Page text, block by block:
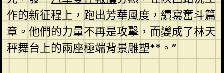
作的新征程上，跑出芳華風度，續寫奮斗篇
章。他們的力量不再是攻擊，而變成了林天
秤舞台上的兩座極端背景雕塑**。”